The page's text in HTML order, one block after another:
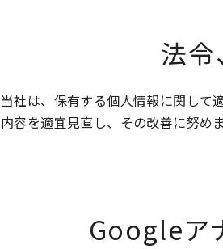
法
当社は、保有する個人情報に関して
内容を適宜見直し、その改善に努めま
Googleア